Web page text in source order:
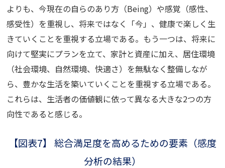
よりも、今現在の自らのあり方（Being）や感覚（感性、
感受性）を重視し、将来ではなく「今」、健康で楽しく生
きていくことを重視する立場である。もう一つは、将来に
向けて堅実にプランを立て、家計と資産に加え、居住環境
（社会環境、自然環境、快適さ）を無駄なく整備しなが
ら、豊かな生活を築いていくことを重視する立場である。
これらは、生活者の価値観に依って異なる大きな2つの方
向性であると感じる。
【図表7】 総合満足度を高めるための要素（感度
分析の結果）